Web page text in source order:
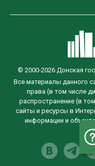
© 2000-2026 Донская
Все материалы данного
права (в том числе
распространение (в
сайты и ресурсы в
информации и